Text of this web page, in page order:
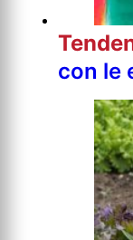
con le